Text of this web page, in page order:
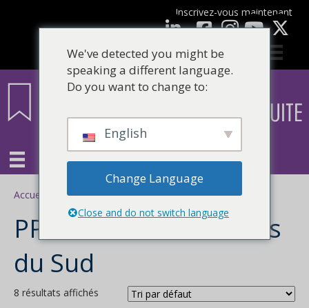
Inscrivez-vous maintenant
LinkedInFacebook Youtube
Accueil / PPA de la Nouvelle-Galles du Sud
PPA de Nouvelle-Galles
du Sud
8 résultats affichés
We've detected you might be
speaking a different language.
Do you want to change to:
English
Change Language
Close and do not switch language